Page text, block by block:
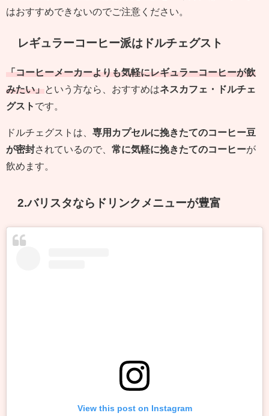
はおすすめできないのでご注意ください。
レギュラーコーヒー派はドルチェグスト
「コーヒーメーカーよりも気軽にレギュラーコーヒーが飲
みたい」という方なら、おすすめはネスカフェ・ドルチェ
グスト です。
ドルチェグストは、 専用カプセルに挽きたてのコーヒー豆
が密封されているので、 常に気軽に挽きたてのコーヒーが
飲めます。
2.バリスタならドリンクメニューが豊富
View this post on Instagram